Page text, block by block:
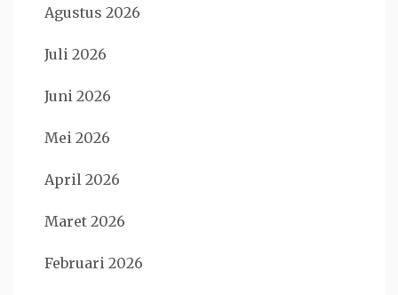
Agustus 2026
Juli 2026
Juni 2026
Mei 2026
April 2026
Maret 2026
Februari 2026